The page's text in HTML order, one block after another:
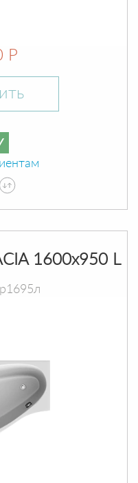
Р
1600х950 L